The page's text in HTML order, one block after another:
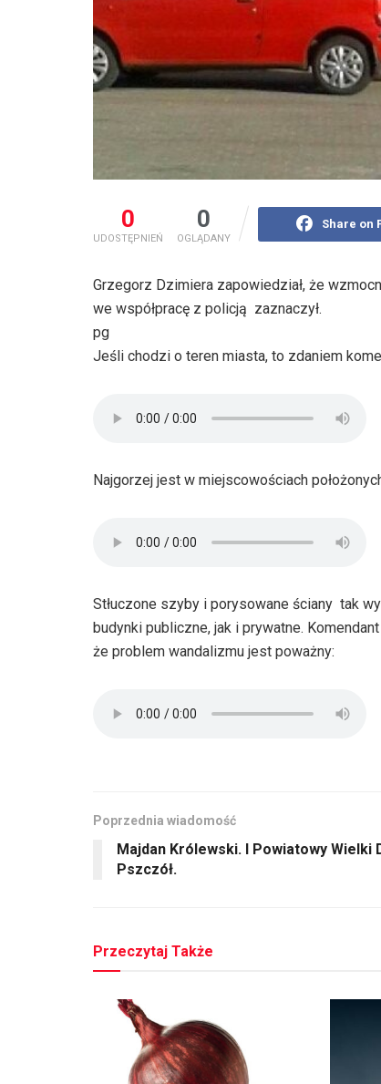
0
UDOSTĘPNIEŃ
0
OGLĄDANY
Share on
Grzegorz Dzimiera zapowiedział, że
we współpracę z policją  zaznaczył.
pg
Jeśli chodzi o teren miasta, to zdaniem
Najgorzej jest w miejscowościach
Stłuczone szyby i porysowane ściany  tak
budynki publiczne, jak i prywatne.
że problem wandalizmu jest poważny:
Poprzednia wiadomość
Majdan Królewski. I Powiatowy Wielki
Pszczół.
Przeczytaj Także